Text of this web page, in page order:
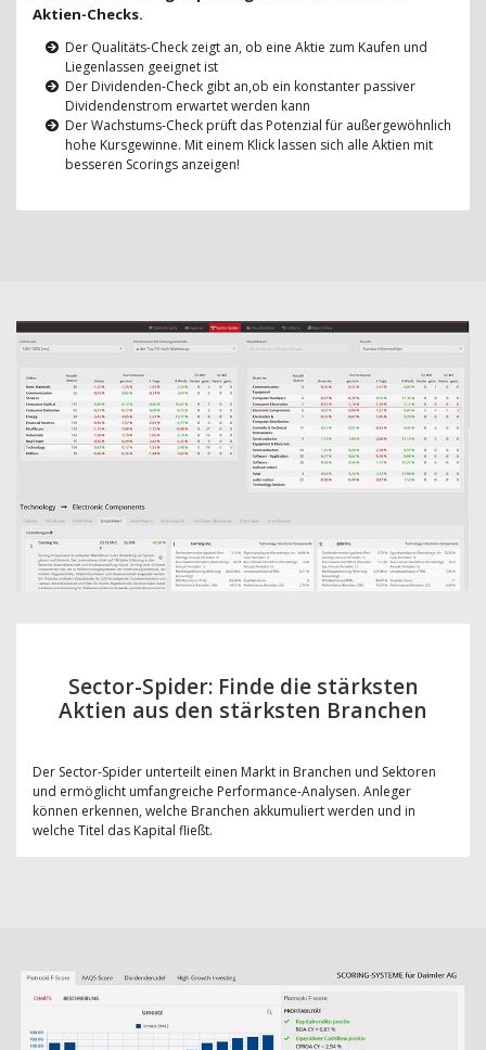
Aktien-Checks.
Der Qualitäts-Check zeigt an, ob eine Aktie zum Kaufen und
Liegenlassen geeignet ist
Der Dividenden-Check gibt an,ob ein konstanter passiver
Dividendenstrom erwartet werden kann
Der Wachstums-Check prüft das Potenzial für außergewöhnlich
hohe Kursgewinne. Mit einem Klick lassen sich alle Aktien mit
besseren Scorings anzeigen!
Sector-Spider: Finde die stärksten
Aktien aus den stärksten Branchen
Der Sector-Spider unterteilt einen Markt in Branchen und Sektoren
und ermöglicht umfangreiche Performance-Analysen. Anleger
können erkennen, welche Branchen akkumuliert werden und in
welche Titel das Kapital fließt.